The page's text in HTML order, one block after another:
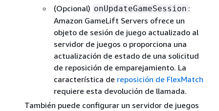
(Opcional) onUpdateGameSession :
Amazon GameLift Servers ofrece un
objeto de sesión de juego actualizado al
servidor de juegos o proporciona una
actualización de estado de una solicitud
de reposición de emparejamiento. La
característica de reposición de FlexMatch
requiere esta devolución de llamada.
También puede configurar un servidor de juegos